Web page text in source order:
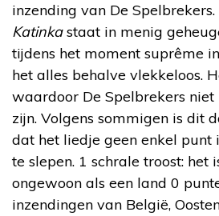
inzending van De
Katinkastaat in menig
tijdens het moment suprême
het alles behalve vlekkeloos.
waardoor De Spelbrekers
zijn. Volgens sommigen is dit
dat het liedje geen enkel
te slepen. 1 schrale troost: het
ongewoon als een land 0
inzendingen van België,